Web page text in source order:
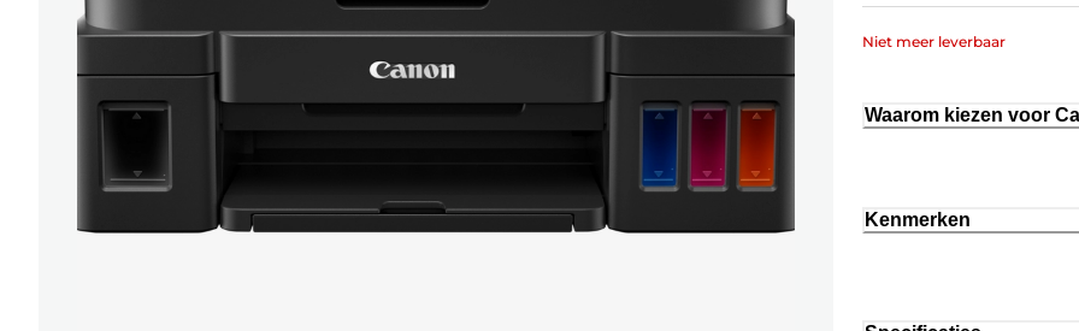
Niet meer leverbaar
Waarom kiezen voor
Kenmerken